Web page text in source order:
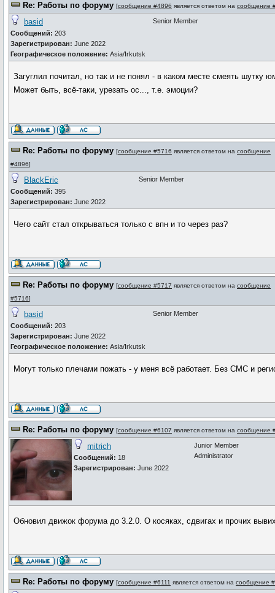
Re: Работы по форуму [сообщение #4896 является ответом на сообщение
basid
Сообщений: 203
Зарегистрирован: June 2022
Географическое положение: Asia/Irkutsk
Senior Member
Загуглил почитал, но так и не понял - в каком месте смеять шутку
Может быть, всё-таки, урезать ос..., т.е. эмоции?
Re: Работы по форуму [сообщение #5716 является ответом на сообщение
#4896]
BlackEric
Сообщений: 395
Зарегистрирован: June 2022
Senior Member
Чего сайт стал открываться только с впн и то через раз?
Re: Работы по форуму [сообщение #5717 является ответом на сообщение
#5716]
basid
Сообщений: 203
Зарегистрирован: June 2022
Географическое положение: Asia/Irkutsk
Senior Member
Могут только плечами пожать - у меня всё работает. Без СМС и
Re: Работы по форуму [сообщение #6107 является ответом на сообщение
mitrich
Сообщений: 18
Зарегистрирован: June 2022
Junior Member
Administrator
Обновил движок форума до 3.2.0. О косяках, сдвигах и прочих
Re: Работы по форуму [сообщение #6111 является ответом на сообщение